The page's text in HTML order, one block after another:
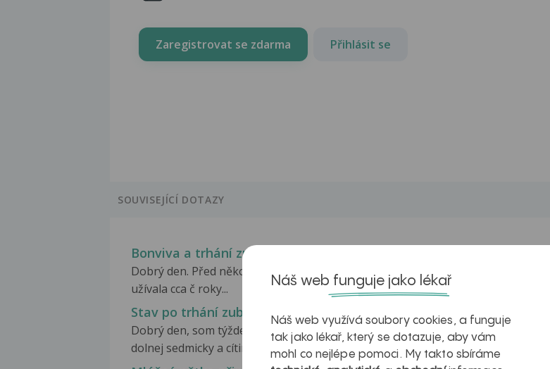
Zaregistrovat se zdarma Přihlásit se
SOUVISEJÍCÍ DOTAZY
Bonviva a trhání zubů
Dobrý den. Před několika lety jsem
užívala cca č roky...
Dobrý den, chtěla bych se zeptat, před
týdnem jsem...
Stav po trhání zubů
Dobrý den, som týždeň po trhani
dolnej sedmicky a cítim...
Stav po trhání zubů
Dobrý den potřebovala bych se zeptat
zda může trhání...
Náš web funguje jako lékař
Náš web využívá soubory cookies, a funguje
tak jako lékař, který se dotazuje, aby vám
mohl co nejlépe pomoci. My takto sbíráme